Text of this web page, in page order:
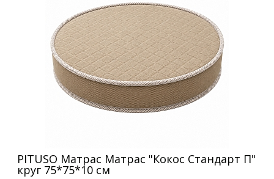
PITUSO Матрас Матрас "Кокос Стандарт П"
круг 75*75*10 см